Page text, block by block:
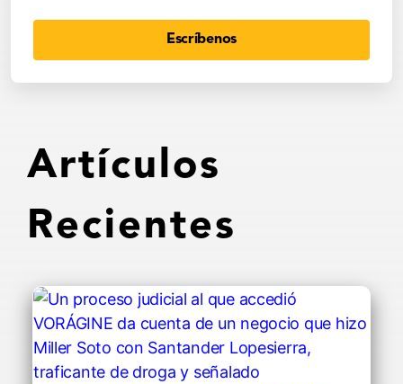
Escríbenos
Artículos
Recientes